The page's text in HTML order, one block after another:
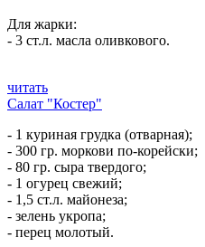
Для жарки:
- 3 ст.л. масла оливкового.
читать
Салат "Костер"
- 1 куриная грудка (отварная);
- 300 гр. моркови по-корейски;
- 80 гр. сыра твердого;
- 1 огурец свежий;
- 1,5 ст.л. майонеза;
- зелень укропа;
- перец молотый.